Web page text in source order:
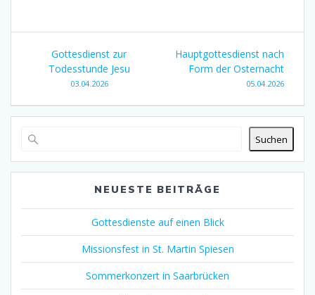
Beitragsnavigation
Gottesdienst zur
Todesstunde Jesu
03.04.2026
Hauptgottesdienst nach
Form der Osternacht
05.04.2026
Suchen
NEUESTE BEITRÄGE
Gottesdienste auf einen Blick
Missionsfest in St. Martin Spiesen
Sommerkonzert in Saarbrücken